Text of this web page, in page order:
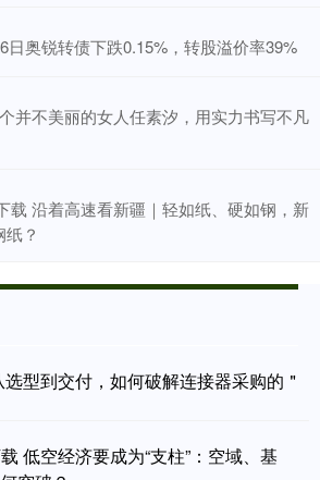
日奥锐转债下跌0.15%，转股溢价率39%
并不美丽的女人任素汐，用实力书写不凡
载 沿着高速看新疆｜轻如纸、硬如钢，新
？
型到交付，如何破解连接器采购的＂
低空经济要成为“支柱”：空域、基